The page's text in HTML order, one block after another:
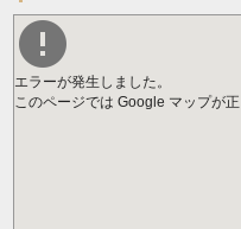
エラーが発生しました。
このページでは Google マップが